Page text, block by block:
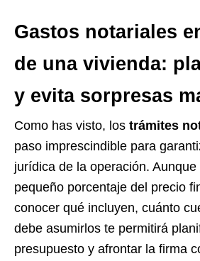
Gastos notariales
de una vivienda:
y evita sorpresas
Como has visto, los trámites
paso imprescindible para
jurídica de la operación.
pequeño porcentaje del precio
conocer qué incluyen, cuánto
debe asumirlos te permitirá
presupuesto y afrontar la firma